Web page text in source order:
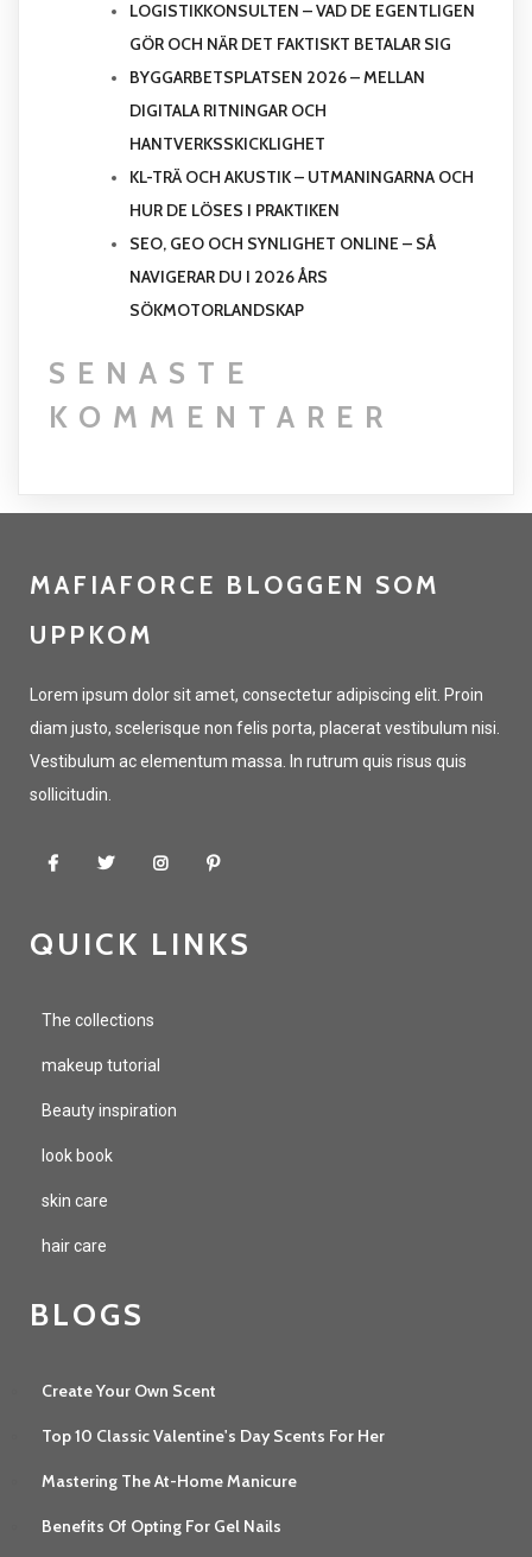
LOGISTIKKONSULTEN – VAD DE EGENTLIGEN
GÖR OCH NÄR DET FAKTISKT BETALAR SIG
BYGGARBETSPLATSEN 2026 – MELLAN
DIGITALA RITNINGAR OCH
HANTVERKSSKICKLIGHET
KL-TRÄ OCH AKUSTIK – UTMANINGARNA OCH
HUR DE LÖSES I PRAKTIKEN
SEO, GEO OCH SYNLIGHET ONLINE – SÅ
NAVIGERAR DU I 2026 ÅRS
SÖKMOTORLANDSKAP
SENASTE
KOMMENTARER
MAFIAFORCE BLOGGEN SOM
UPPKOM
Lorem ipsum dolor sit amet, consectetur adipiscing elit. Proin
diam justo, scelerisque non felis porta, placerat vestibulum nisi.
Vestibulum ac elementum massa. In rutrum quis risus quis
sollicitudin.
QUICK LINKS
The collections
makeup tutorial
Beauty inspiration
look book
skin care
hair care
BLOGS
Create Your Own Scent
Top 10 Classic Valentine's Day Scents For Her
Mastering The At-Home Manicure
Benefits Of Opting For Gel Nails